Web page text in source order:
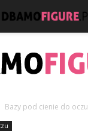
Bazy pod cienie do oczu